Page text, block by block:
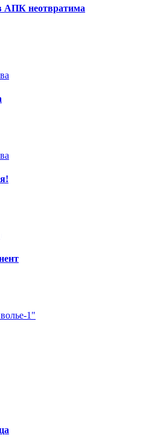
АПК неотвратима